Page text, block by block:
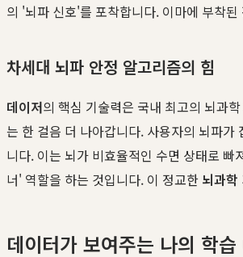
의 '뇌파 신호'를 포착합니다. 이마에 부착
차세대 뇌파 안정 알고리즘의 힘
데이저의 핵심 기술력은 국내 최고의 뇌과
는 한 걸음 더 나아갑니다. 사용자의 뇌파
니다. 이는 뇌가 비효율적인 수면 상태로
너' 역할을 하는 것입니다. 이 정교한 뇌과학
데이터가 보여주는 나의 학